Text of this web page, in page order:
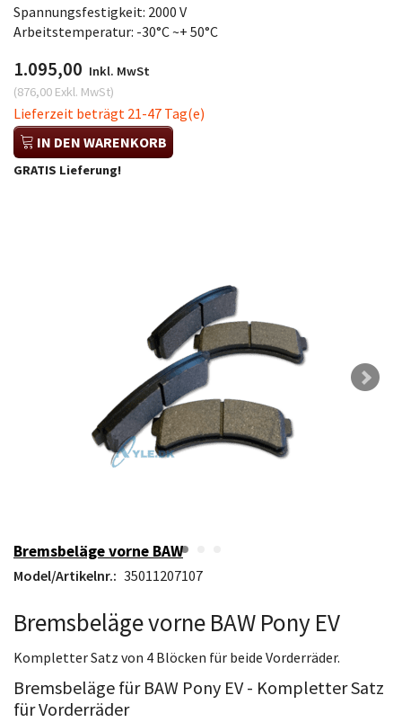
Spannungsfestigkeit: 2000 V
Arbeitstemperatur: -30°C ~+ 50°C
1.095,00 Inkl. MwSt
(876,00 Exkl. MwSt)
Lieferzeit beträgt 21-47 Tag(e)
IN DEN WARENKORB
GRATIS Lieferung!
Bremsbeläge vorne BAW
Model/Artikelnr.: 35011207107
Bremsbeläge vorne BAW Pony EV
Kompletter Satz von 4 Blöcken für beide Vorderräder.
Bremsbeläge für BAW Pony EV - Kompletter Satz
für Vorderräder